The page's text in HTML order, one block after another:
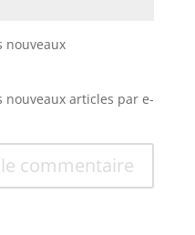
nouveaux
nouveaux articles par e-
commentaire